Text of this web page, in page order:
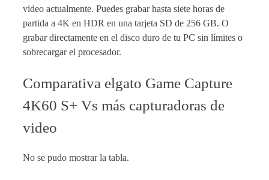
video actualmente. Puedes grabar hasta siete horas de
partida a 4K en HDR en una tarjeta SD de 256 GB. O
grabar directamente en el disco duro de tu PC sin límites o
sobrecargar el procesador.
Comparativa elgato Game Capture
4K60 S+ Vs más capturadoras de
video
No se pudo mostrar la tabla.